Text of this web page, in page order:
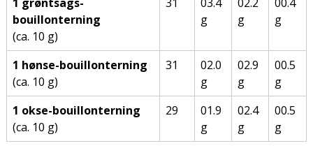
bouillonterning
(ca. 10 g)
g
g
g
1 hønse-bouillonterning
(ca. 10 g)
31
02.0
g
02.9
g
00.5
g
1 okse-bouillonterning
(ca. 10 g)
29
01.9
g
02.4
g
00.5
g